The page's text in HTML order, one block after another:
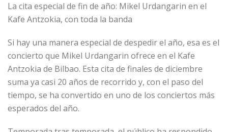
La cita especial de fin de año: Mikel Urdangarin en el
Kafe Antzokia, con toda la banda
Si hay una manera especial de despedir el año, esa es el
concierto que Mikel Urdangarin ofrece en el Kafe
Antzokia de Bilbao. Esta cita de finales de diciembre
suma ya casi 20 años de recorrido y, con el paso del
tiempo, se ha convertido en uno de los conciertos más
esperados del año.